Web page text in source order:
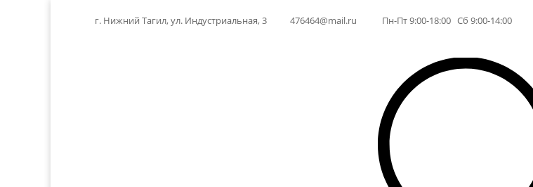
г. Нижний Тагил, ул. Индустриальная, 3 476464@mail.ru Пн-Пт 9:00-18:00 Сб 9:00-14:00